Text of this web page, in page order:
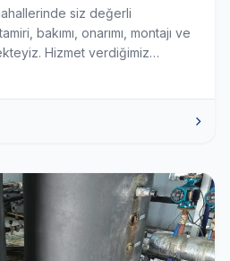
siz değerli
bakımı, onarımı, montajı ve
Hizmet verdiğimiz
[…]